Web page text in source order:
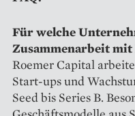
Für welche
Zusammenarbeit mit
Roemer Capital
Start-ups und
Seed bis Series B.